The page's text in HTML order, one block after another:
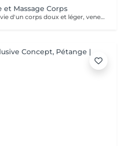
Massage Corps
Soin Corps « VOYAGE » Envie d'un corps doux et léger, venez vous évader. Gommage et massage corps de 1h.